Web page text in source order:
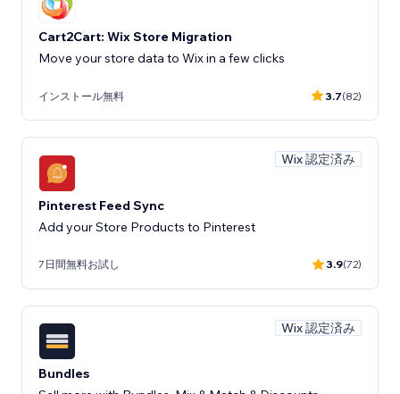
Cart2Cart: Wix Store Migration
Move your store data to Wix in a few clicks
インストール無料 3.7(82)
Wix 認定済み
Pinterest Feed Sync
Add your Store Products to Pinterest
7日間無料お試し 3.9(72)
Wix 認定済み
Bundles